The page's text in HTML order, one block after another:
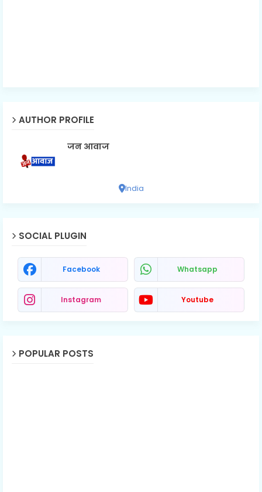
AUTHOR PROFILE
जन आवाज
India
SOCIAL PLUGIN
Facebook Whatsapp
Instagram Youtube
POPULAR POSTS